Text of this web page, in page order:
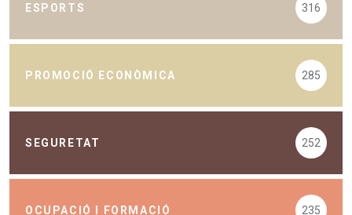
ESPORTS 316
PROMOCIÓ ECONÒMICA 285
SEGURETAT 252
OCUPACIÓ I FORMACIÓ 235